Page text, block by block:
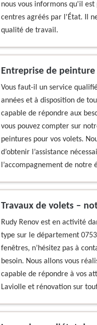
nous vous informons qu'il est
centres agréés par l'État. Il
qualité de travail.
Entreprise de
Vous faut-il un service
années et à disposition de
capable de répondre aux
vous pouvez compter sur
peintures pour vos volets.
d’obtenir l’assistance
l’accompagnement de notre
Travaux de volets –
Rudy Renov est en activité
type sur le département
fenêtres, n’hésitez pas à
besoin. Nous allons vous
capable de répondre à vos
Laviolle et rénovation sur